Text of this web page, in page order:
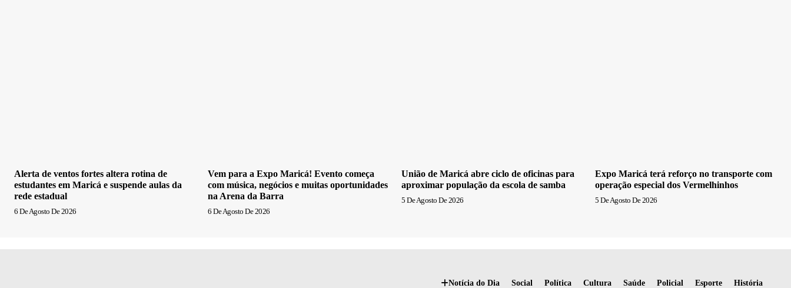
Alerta de ventos fortes altera rotina de
estudantes em Maricá e suspende aulas da
rede estadual
6 De Agosto De 2026
Vem para a Expo Maricá! Evento começa
com música, negócios e muitas oportunidades
na Arena da Barra
6 De Agosto De 2026
União de Maricá abre ciclo de oficinas para
aproximar população da escola de samba
5 De Agosto De 2026
Expo Maricá terá reforço no transporte com
operação especial dos Vermelhinhos
5 De Agosto De 2026
Notícia do Dia Social Política Cultura Saúde Policial Esporte História